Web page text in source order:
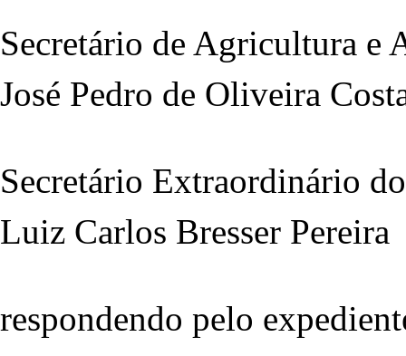
Secretário de Agricultura e
José Pedro de Oliveira
Secretário Extraordinário
Luiz Carlos Bresser Pereira
respondendo pelo